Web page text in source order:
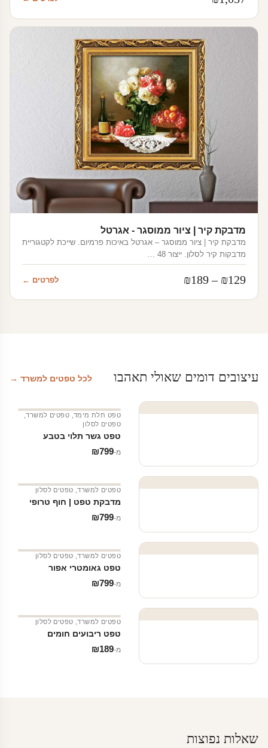
מדבקת קיר | ציור ממוסגר - אגרטל
מדבקת קיר | ציור ממוסגר – אגרטל באיכות פרמיום. שייכת לקטגוריית
מדבקות קיר לסלון. ייצור 48 …
₪129
–
₪189
מחירים:
לפרטים ←
עיצובים דומים שאולי תאהבו לכל טפטים למשרד →
טפט תלת מימד טפטים למשרד,
טפטים לסלון
טפט גשר תלוי בטבע
מ‑ ₪799
טפטים למשרד, טפטים לסלון
מדבקת טפט | חוף טרופי
מ‑ ₪799
טפטים למשרד, טפטים לסלון
טפט גאומטרי אפור
מ‑ ₪799
טפטים למשרד, טפטים לסלון
טפט ריבועים חומים
מ‑ ₪189
שאלות נפוצות